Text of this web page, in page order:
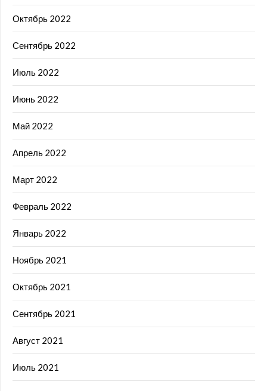
Октябрь 2022
Сентябрь 2022
Июль 2022
Июнь 2022
Май 2022
Апрель 2022
Март 2022
Февраль 2022
Январь 2022
Ноябрь 2021
Октябрь 2021
Сентябрь 2021
Август 2021
Июль 2021